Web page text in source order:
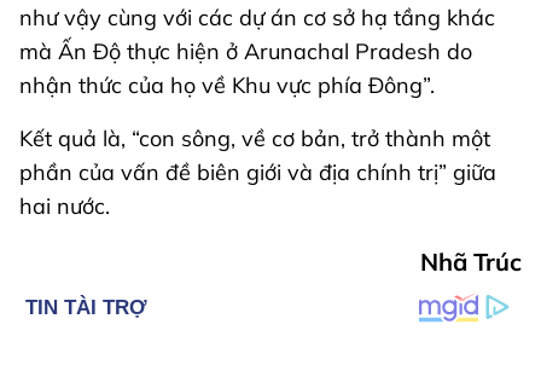
như vậy cùng với các dự án cơ sở hạ tầng khác
mà Ấn Độ thực hiện ở Arunachal Pradesh do
nhận thức của họ về Khu vực phía Đông”.
Kết quả là, “con sông, về cơ bản, trở thành một
phần của vấn đề biên giới và địa chính trị” giữa
hai nước.
Nhã Trúc